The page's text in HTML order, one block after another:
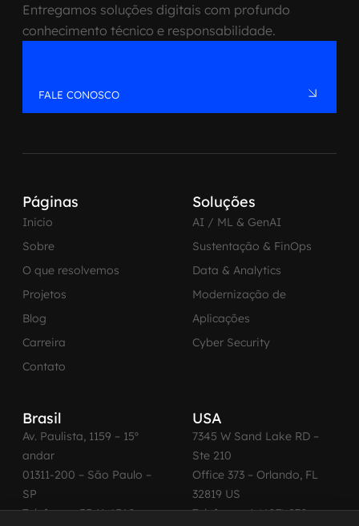
Entregamos soluções digitais com profundo
conhecimento técnico e responsabilidade.
FALE CONOSCO
Páginas
Inicio
Sobre
O que resolvemos
Projetos
Blog
Carreira
Contato
Soluções
AI / ML & GenAI
Sustentação & FinOps
Data & Analytics
Modernização de
Aplicações
Cyber Security
Brasil
Av. Paulista, 1159 – 15º
andar
01311-200 – São Paulo –
SP
Telefone: +55 11 4560-
USA
7345 W Sand Lake RD –
Ste 210
Office 373 – Orlando, FL
32819 US
Telefone: +1 (407) 270-